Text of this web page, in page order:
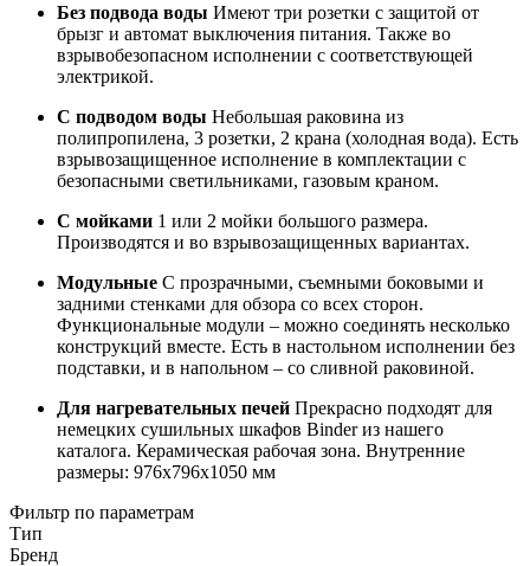
Без подвода воды Имеют три розетки с защитой от
брызг и автомат выключения питания. Также во
взрывобезопасном исполнении с соответствующей
электрикой.
С подводом воды Небольшая раковина из
полипропилена, 3 розетки, 2 крана (холодная вода). Есть
взрывозащищенное исполнение в комплектации с
безопасными светильниками, газовым краном.
С мойками 1 или 2 мойки большого размера.
Производятся и во взрывозащищенных вариантах.
Модульные С прозрачными, съемными боковыми и
задними стенками для обзора со всех сторон.
Функциональные модули – можно соединять несколько
конструкций вместе. Есть в настольном исполнении без
подставки, и в напольном – со сливной раковиной.
Для нагревательных печей Прекрасно подходят для
немецких сушильных шкафов Binder из нашего
каталога. Керамическая рабочая зона. Внутренние
размеры: 976х796х1050 мм
Фильтр по параметрам
Тип
Бренд